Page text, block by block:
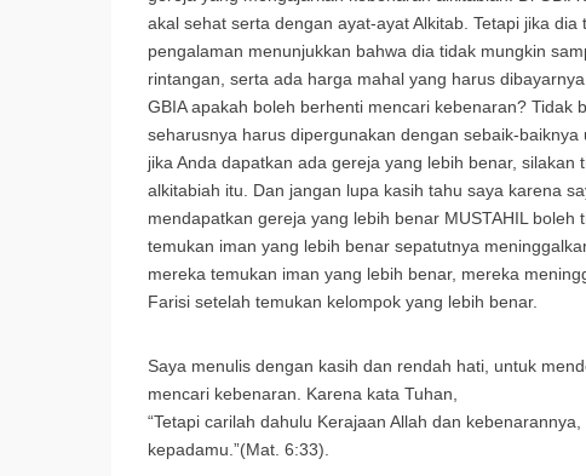
akal sehat serta dengan ayat-ayat Alkitab. Tetapi jika
pengalaman menunjukkan bahwa dia tidak mungkin
rintangan, serta ada harga mahal yang harus
GBIA apakah boleh berhenti mencari kebenaran? Tidak
seharusnya harus dipergunakan dengan sebaik-
jika Anda dapatkan ada gereja yang lebih benar,
alkitabiah itu. Dan jangan lupa kasih tahu saya karena
mendapatkan gereja yang lebih benar MUSTAHIL
temukan iman yang lebih benar sepatutnya
mereka temukan iman yang lebih benar, mereka
Farisi setelah temukan kelompok yang lebih benar.
Saya menulis dengan kasih dan rendah hati, untuk
mencari kebenaran. Karena kata Tuhan,
“Tetapi carilah dahulu Kerajaan Allah dan
kepadamu.”(Mat. 6:33).